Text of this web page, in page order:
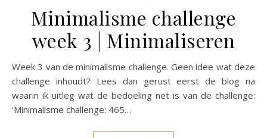
Minimalisme challenge
week 3 | Minimaliseren
Week 3 van de minimalisme challenge. Geen idee wat deze
challenge inhoudt? Lees dan gerust eerst de blog na
waarin ik uitleg wat de bedoeling net is van de challenge:
‘Minimalisme challenge: 465…